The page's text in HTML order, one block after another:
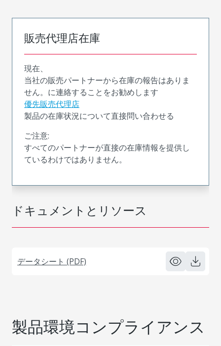
ドキュメントとリソース
データシート (PDF)
販売代理店在庫
現在、
当社の販売パートナーから在庫の報告はありま
せん。に連絡することをお勧めします
優先販売代理店
製品の在庫状況について直接問い合わせる
ご注意:
すべてのパートナーが直接の在庫情報を提供し
ているわけではありません。
製品環境コンプライアンス